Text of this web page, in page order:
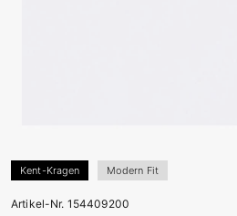
Kent-Kragen Modern Fit
Artikel-Nr. 154409200